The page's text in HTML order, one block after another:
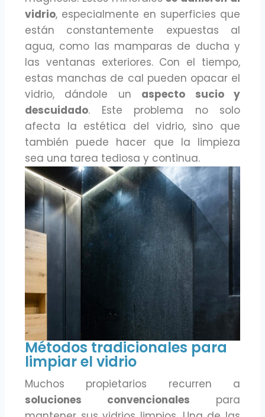
vidrio, especialmente en superficies que
están constantemente expuestas al
agua, como las mamparas de ducha y
las ventanas exteriores. Con el tiempo,
estas manchas de cal pueden opacar el
vidrio, dándole un aspecto sucio y
descuidado. Este problema no solo
afecta la estética del vidrio, sino que
también puede hacer que la limpieza
sea una tarea tediosa y continua.
Métodos tradicionales para
limpiar el vidrio
Muchos propietarios recurren a
soluciones convencionales para